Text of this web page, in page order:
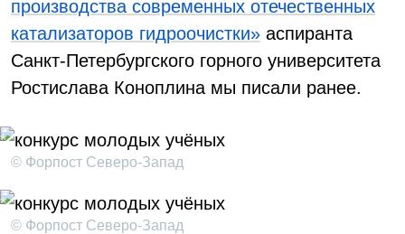
производства современных отечественных
катализаторов гидроочистки» аспиранта
Санкт-Петербургского горного университета
Ростислава Коноплина мы писали ранее.
© Форпост Северо-Запад
© Форпост Северо-Запад